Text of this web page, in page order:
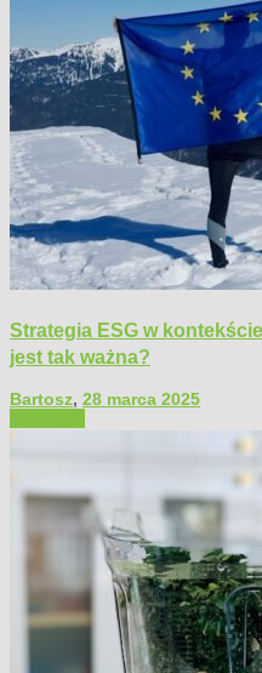
Strategia ESG w
jest tak ważna?
Bartosz, 28 marca 2025